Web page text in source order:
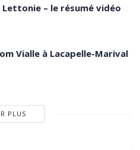
Lettonie – le résumé vidéo
Vialle à Lacapelle-Marival
PLUS